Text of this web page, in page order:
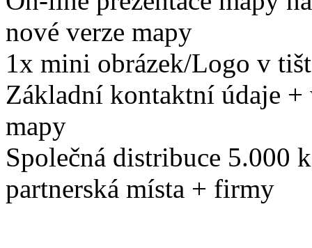
nové verze mapy
1x mini obrázek/Logo v
Základní kontaktní údaje +
mapy
Společná distribuce 5.000
partnerská místa + firmy